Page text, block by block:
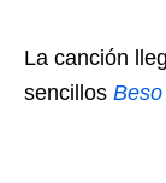
La canción
sencillos